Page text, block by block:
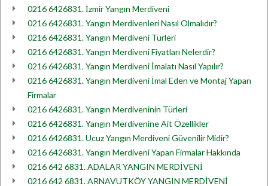
0216 6426831. İzmir Yangın Merdiveni
0216 6426831. Yangın Merdivenleri Nasıl Olmalıdır?
0216 6426831. Yangın Merdiveni Türleri
0216 6426831. Yangın Merdiveni Fiyatları Nelerdir?
0216 6426831. Yangın Merdiveni İmalatı Nasıl Yapılır?
0216 6426831. Yangın Merdiveni İmal Eden ve Montaj Yapan
Firmalar
0216 6426831. Yangın Merdiveninin Türleri
0216 6426831. Yangın Merdivenine Ait Özellikler
0216 6426831. Ucuz Yangın Merdiveni Güvenilir Midir?
0216 6426831. Yangın Merdiveni Yapan Firmalar Hakkında
0216 642 6831. ADALAR YANGIN MERDİVENİ
0216 642 6831. ARNAVUTKÖY YANGIN MERDİVENİ